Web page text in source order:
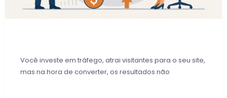
Você investe em tráfego, atrai visitantes para o seu site,
mas na hora de converter, os resultados não